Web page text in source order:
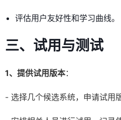
评估用户友好性和学习曲线。
三、试用与测试
1、提供试用版本：
- 选择几个候选系统，申请试用版